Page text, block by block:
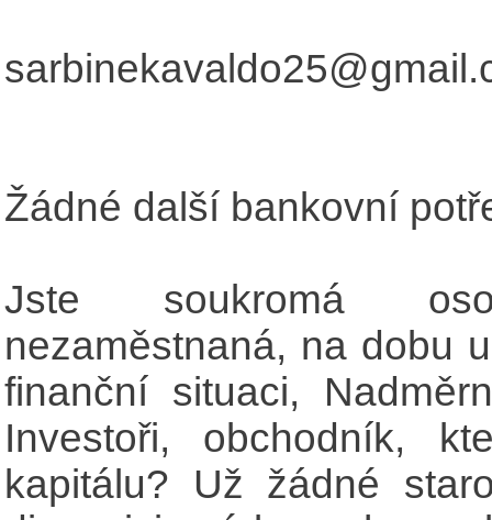
Žádné další bankovní
Jste soukromá
nezaměstnaná, na dobu
finanční situaci,
Investoři, obchodník,
kapitálu? Už žádné